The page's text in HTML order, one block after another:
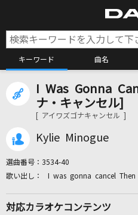
キーワード 曲名
カラオ
カラオケ
I Was Gonna
ナ・キャンセル]
[ アイワズゴナキャンセル ]
Kylie Minogue
選曲番号： 3534-40
I was gonna cancel Then I
対応カラオケコンテンツ